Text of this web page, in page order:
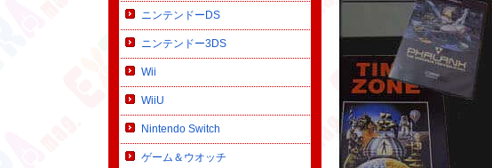
ニンテンドーDS
ニンテンドー3DS
Wii
WiiU
Nintendo Switch
ゲーム＆ウオッチ